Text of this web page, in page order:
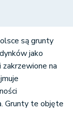
są grunty
jako
na
Grunty te objęte